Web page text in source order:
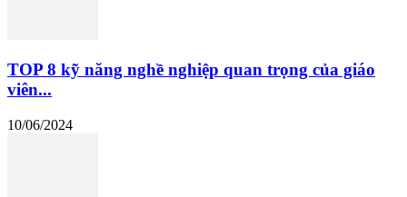
TOP 8 kỹ năng nghề nghiệp quan trọng của giáo
viên...
10/06/2024